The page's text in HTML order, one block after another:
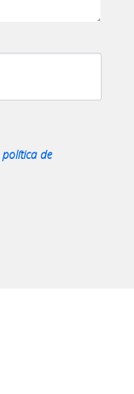
política de